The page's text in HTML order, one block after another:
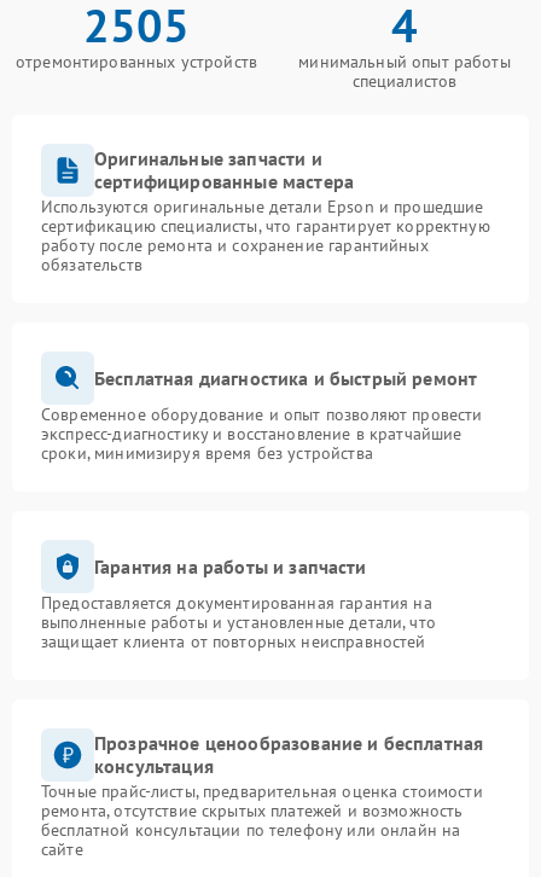
2505
отремонтированных устройств
4
минимальный опыт работы
специалистов
Оригинальные запчасти и
сертифицированные мастера
Используются оригинальные детали Epson и прошедшие
сертификацию специалисты, что гарантирует корректную
работу после ремонта и сохранение гарантийных
обязательств
Бесплатная диагностика и быстрый ремонт
Современное оборудование и опыт позволяют провести
экспресс-диагностику и восстановление в кратчайшие
сроки, минимизируя время без устройства
Гарантия на работы и запчасти
Предоставляется документированная гарантия на
выполненные работы и установленные детали, что
защищает клиента от повторных неисправностей
Прозрачное ценообразование и бесплатная
консультация
Точные прайс-листы, предварительная оценка стоимости
ремонта, отсутствие скрытых платежей и возможность
бесплатной консультации по телефону или онлайн на
сайте